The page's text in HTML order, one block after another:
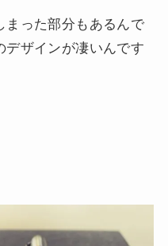
まった部分もあるんで
デザインが凄いんです